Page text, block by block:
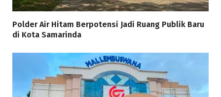
Polder Air Hitam Berpotensi Jadi Ruang Publik Baru
di Kota Samarinda